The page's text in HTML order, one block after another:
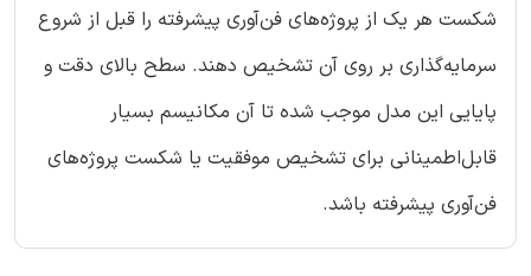
شکست هر یک از پروژه‌های فن‌آوری پیشرفته را قبل از شروع
سرمایه‌گذاری بر روی آن تشخیص دهند. سطح بالای دقت و
پایایی این مدل موجب شده تا آن مکانیسم بسیار
قابل‌اطمینانی برای تشخیص موفقیت یا شکست پروژه‌های
فن‌آوری پیشرفته باشد.